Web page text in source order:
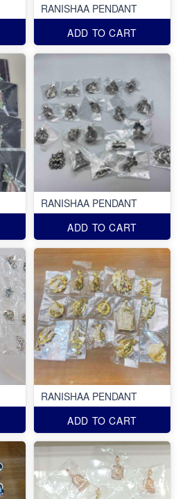
RANISHAA PENDANT
ADD TO CART
RANISHAA PENDANT
ADD TO CART
RANISHAA PENDANT
ADD TO CART